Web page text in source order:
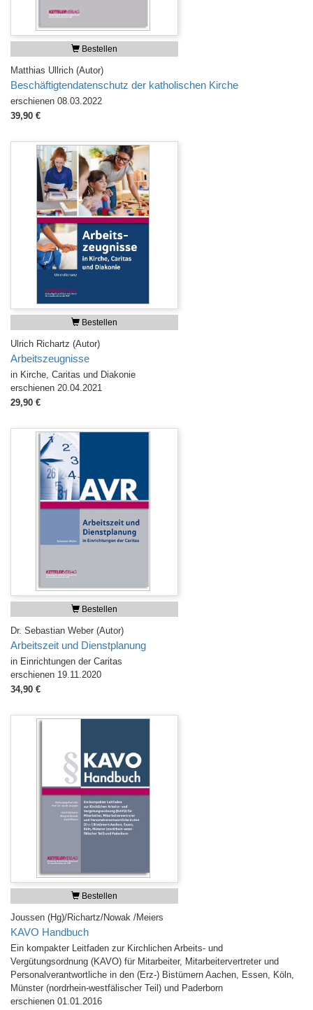
Bestellen
Matthias Ullrich (Autor)
Beschäftigtendatenschutz der katholischen Kirche
erschienen 08.03.2022
39,90 €
Bestellen
Ulrich Richartz (Autor)
Arbeitszeugnisse
in Kirche, Caritas und Diakonie
erschienen 20.04.2021
29,90 €
Bestellen
Dr. Sebastian Weber (Autor)
Arbeitszeit und Dienstplanung
in Einrichtungen der Caritas
erschienen 19.11.2020
34,90 €
Bestellen
Joussen (Hg)/Richartz/Nowak /Meiers
KAVO Handbuch
Ein kompakter Leitfaden zur Kirchlichen Arbeits- und
Vergütungsordnung (KAVO) für Mitarbeiter, Mitarbeitervertreter und
Personalverantwortliche in den (Erz-) Bistümern Aachen, Essen, Köln,
Münster (nordrhein-westfälischer Teil) und Paderborn
erschienen 01.01.2016